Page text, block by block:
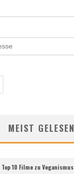
MEIST GELESEN
Top 10 Filme zu Veganismus